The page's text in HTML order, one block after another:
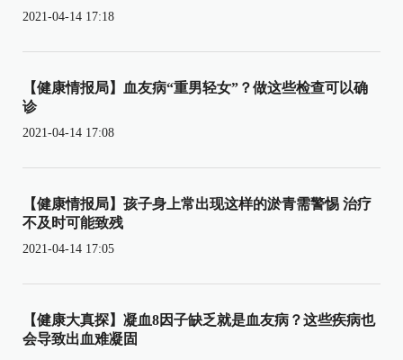
2021-04-14 17:18
【健康情报局】血友病“重男轻女”？做这些检查可以确
诊
2021-04-14 17:08
【健康情报局】孩子身上常出现这样的淤青需警惕 治疗
不及时可能致残
2021-04-14 17:05
【健康大真探】凝血8因子缺乏就是血友病？这些疾病也
会导致出血难凝固